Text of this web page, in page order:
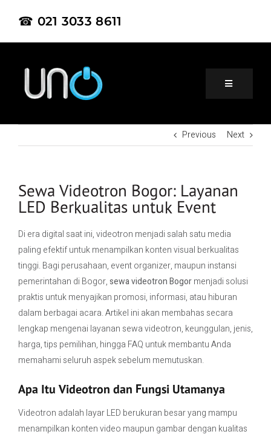
☎ 021 3033 8611
Home
Project
Contact Us
Previous Next
Sewa Videotron Bogor: Layanan
LED Berkualitas untuk Event
Di era digital saat ini, videotron menjadi salah satu media
paling efektif untuk menampilkan konten visual berkualitas
tinggi. Bagi perusahaan, event organizer, maupun instansi
pemerintahan di Bogor,sewa videotron Bogormenjadi solusi
praktis untuk menyajikan promosi, informasi, atau hiburan
dalam berbagai acara. Artikel ini akan membahas secara
lengkap mengenai layanan sewa videotron, keunggulan, jenis,
harga, tips pemilihan, hingga FAQ untuk membantu Anda
memahami seluruh aspek sebelum memutuskan.
Apa Itu Videotron dan Fungsi Utamanya
Videotron adalah layar LED berukuran besar yang mampu
menampilkan konten video maupun gambar dengan kualitas